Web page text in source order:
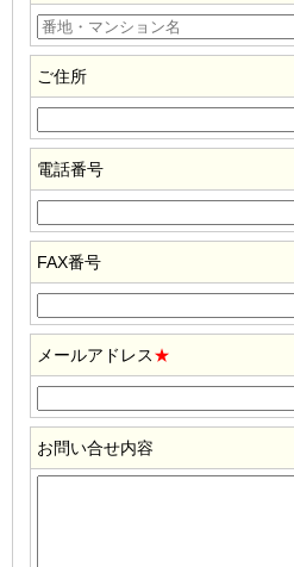
ご住所
電話番号
FAX番号
メールアドレス★
お問い合せ内容